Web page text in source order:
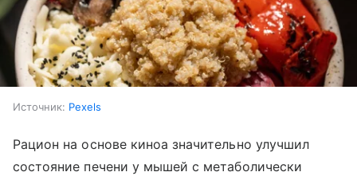
Источник: Pexels
Рацион на основе киноа значительно улучшил
состояние печени у мышей с метаболически